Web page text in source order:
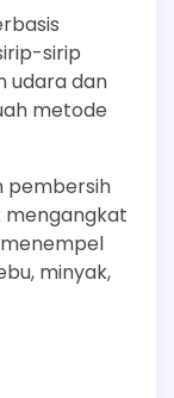
sirip
udara dan
metode
pembersih
mengangkat
minyak,